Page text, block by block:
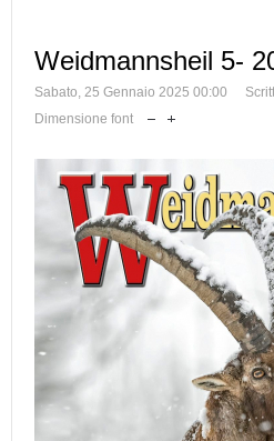
Weidmannsheil 5-
Sabato, 25 Gennaio 2025 00:00
Dimensione font